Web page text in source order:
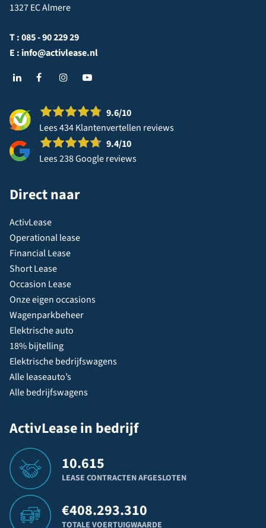
1327 EC Almere
T :085 - 90 229 29
E : info@activlease.nl
9.6/10
Lees 434 Klantenvertellen reviews
9.4/10
Lees 238 Google reviews
Direct naar
ActivLease
Operational lease
Financial Lease
Short Lease
Occasion Lease
Onze eigen occasions
Wagenparkbeheer
Elektrische auto
18% bijtelling
Elektrische bedrijfswagens
Alle leaseauto’s
Alle bedrijfswagens
ActivLease in bedrijf
10.615
LEASE CONTRACTEN AFGESLOTEN
€408.293.310
TOTALE VOERTUIGWAARDE